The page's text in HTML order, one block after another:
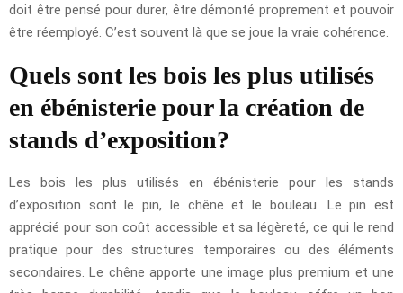
doit être pensé pour durer, être démonté proprement et pouvoir
être réemployé. C’est souvent là que se joue la vraie cohérence.
Quels sont les bois les plus utilisés
en ébénisterie pour la création de
stands d’exposition?
Les bois les plus utilisés en ébénisterie pour les stands
d’exposition sont le pin, le chêne et le bouleau. Le pin est
apprécié pour son coût accessible et sa légèreté, ce qui le rend
pratique pour des structures temporaires ou des éléments
secondaires. Le chêne apporte une image plus premium et une